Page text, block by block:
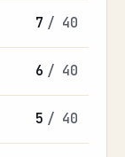
7 / 40
6 / 40
5 / 40